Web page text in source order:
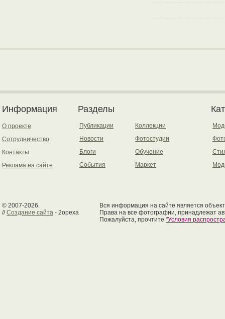
Информация
О проекте
Сотрудничество
Контакты
Реклама на сайте
Разделы
Публикации
Новости
Блоги
События
Коллекции
Фотостудии
Обучение
Маркет
© 2007-2026.
//Создание сайта - 2opexa
Вся информация на сайте является
Права на все фотографии, принадлежат
Пожалуйста, прочтите "Условия